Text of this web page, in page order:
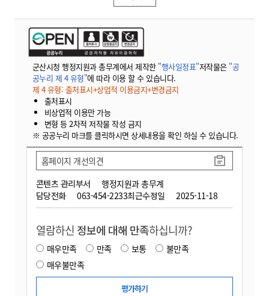
군산시청 행정지원과 총무계에서 제작한 "행사일정표"저작물은 "공
공누리 제 4 유형"에 따라 이용 할 수 있습니다.
제 4 유형: 출처표시+상업적 이용금지+변경금지
출처표시
비상업적 이용만 가능
변형 등 2차적 저작물 작성 금지
※ 공공누리 마크를 클릭하시면 상세내용을 확인 하실 수 있습니다.
콘텐츠 관리부서
행정지원과 총무계
담당전화
063-454-2233최근수정일 2025-11-18
홈페이지 개선의견
열람하신 정보에 대해 만족하십니까?
매우만족 만족 보통
불만족
매우불만족